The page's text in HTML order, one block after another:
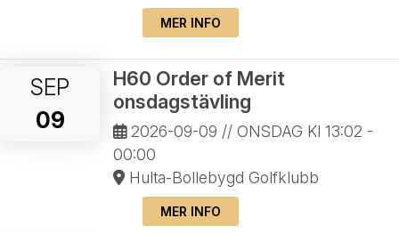
MER INFO
SEP
09
H60 Order of Merit
onsdagstävling
2026-09-09 // ONSDAG Kl 13:02 -
00:00
Hulta-Bollebygd Golfklubb
MER INFO